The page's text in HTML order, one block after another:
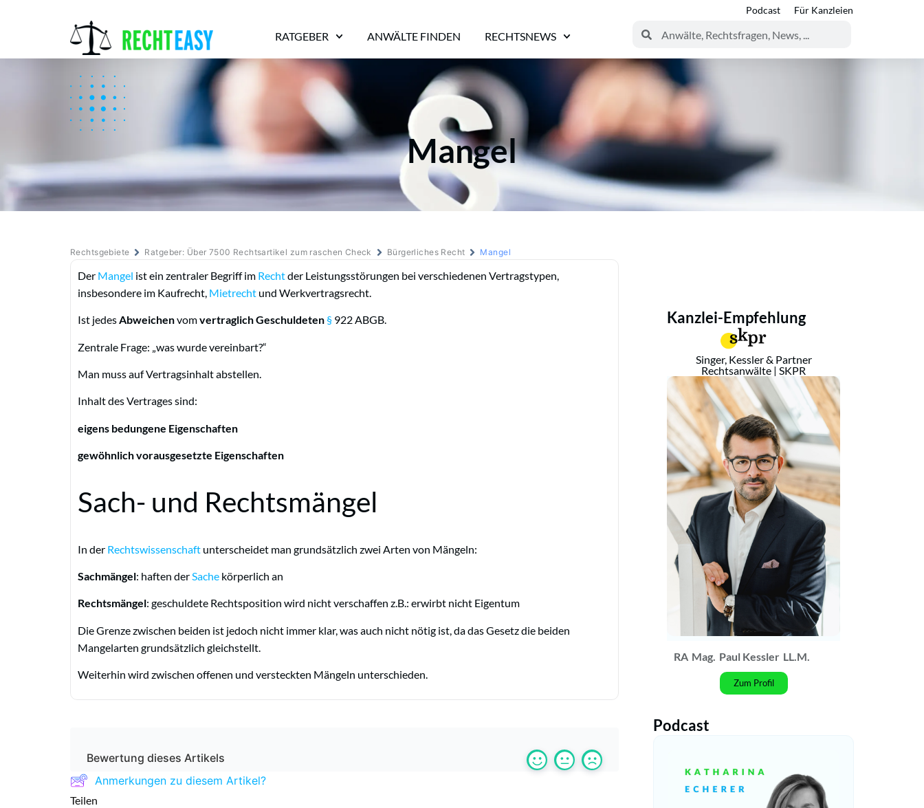
Podcast Für Kanzleien
RATGEBER ANWÄLTE FINDEN RECHTSNEWS
Mangel
Rechtsgebiete Ratgeber: Über 7500 Rechtsartikel zum raschen Check Bürgerliches Recht Mangel
Der Mangel ist ein zentraler Begriff im Rechtder Leistungsstörungen bei verschiedenen Vertragstypen,
insbesondere im Kaufrecht, Mietrecht und Werkvertragsrecht.
Ist jedesAbweichenvomvertraglich Geschuldeten § 922 ABGB.
Zentrale Frage: „was wurde vereinbart?“
Man muss auf Vertragsinhalt abstellen.
Inhalt des Vertrages sind:
eigens bedungene Eigenschaften
gewöhnlich vorausgesetzte Eigenschaften
Sach- und Rechtsmängel
In der Rechtswissenschaft unterscheidet man grundsätzlich zwei Arten von Mängeln:
Sachmängel: haften derSache körperlich an
Rechtsmängel: geschuldete Rechtsposition wird nicht verschaffen z.B.: erwirbt nicht Eigentum
Die Grenze zwischen beiden ist jedoch nicht immer klar, was auch nicht nötig ist, da das Gesetz die beiden
Mangelarten grundsätzlich gleichstellt.
Weiterhin wird zwischen offenen und versteckten Mängeln unterschieden.
Bewertung dieses Artikels
Anmerkungen zu diesem Artikel?
Teilen
Kanzlei-Empfehlung
Singer, Kessler & Partner
Rechtsanwälte | SKPR
RA Mag. Paul Kessler LL.M.
Zum Profil
Podcast
Alle Anwälte